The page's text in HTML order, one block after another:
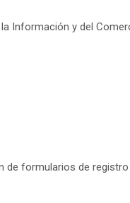
Información y del
de formularios de